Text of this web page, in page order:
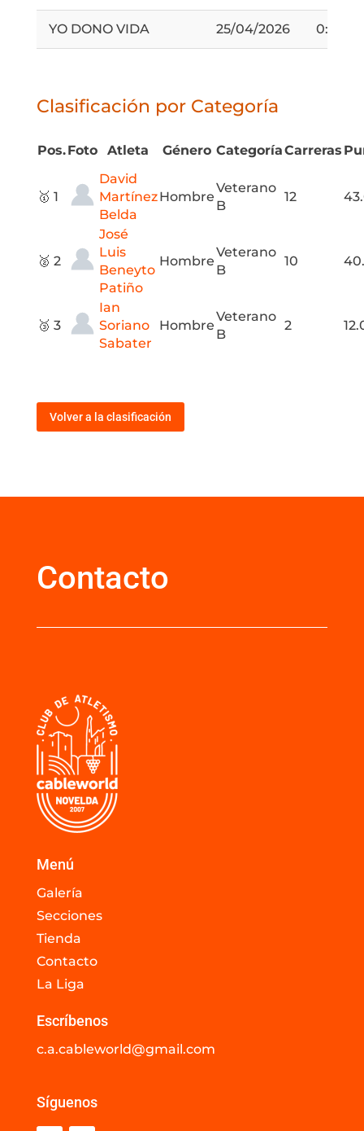
YO DONO VIDA 25/04/2026 0:24:57
Clasificación por Categoría
Pos.Foto Atleta Género CategoríaCarreras
🥇 1
David
Martínez
Belda
Hombre
Veterano
B
12
🥈 2
José
Luis
Beneyto
Patiño
Hombre
Veterano
B
10
🥉 3
Ian
Soriano
Sabater
Hombre
Veterano
B
2
Volver a la clasificación
Contacto
Menú
Galería
Secciones
Tienda
Contacto
La Liga
Escríbenos
c.a.cableworld@gmail.com
Síguenos